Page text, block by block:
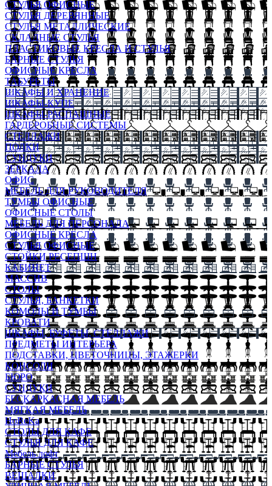
СТУЛЬЯ ОФИСНЫЕ
СТУЛЬЯ ДЕРЕВЯННЫЕ
СТУЛЬЯ МЕТАЛЛИЧЕСКИЕ
СКЛАДНЫЕ СТУЛЬЯ
ПЛАСТИКОВЫЕ КРЕСЛА И СТУЛЬЯ
БАРНЫЕ СТУЛЬЯ
ОФИСНЫЕ КРЕСЛА
ТАБУРЕТЫ
ШКАФЫ И ХРАНЕНИЕ
ШКАФЫ-КУПЕ
ШКАФЫ-РАСПАШНЫЕ
ГАРДЕРОБНЫЕ СИСТЕМЫ
СТЕЛЛАЖИ
ПОЛКИ
СУНДУКИ
ЗЕРКАЛА
ОФИС
МЕБЕЛЬ ДЛЯ РУКОВОДИТЕЛЯ
ТУМБЫ ОФИСНЫЕ
ОФИСНЫЕ СТОЛЫ
МЕБЕЛЬ ДЛЯ ПЕРСОНАЛА
ОФИСНЫЕ КРЕСЛА
СТУЛЬЯ ОФИСНЫЕ
СТОЙКИ РЕСЕПШН
КАБИНЕТ
МАССИВ
СТОЛЫ
СТУЛЬЯ, БАНКЕТКИ
КОМОДЫ И ТУМБЫ
КРОВАТИ
ШКАФЫ, БУФЕТЫ, СТЕЛЛАЖИ
ПРЕДМЕТЫ ИНТЕРЬЕРА
ПОДСТАВКИ, ЦВЕТОЧНИЦЫ, ЭТАЖЕРКИ
КОНСОЛИ
БЮРО
СУНДУКИ
БЕСКАРКАСНАЯ МЕБЕЛЬ
МЯГКАЯ МЕБЕЛЬ
HoReKa
СТОЛЫ ДЛЯ КАФЕ
СТУЛЬЯ ДЛЯ КАФЕ
Мебель лофт
БАРНЫЕ СТУЛЬЯ
ВЕШАЛКИ